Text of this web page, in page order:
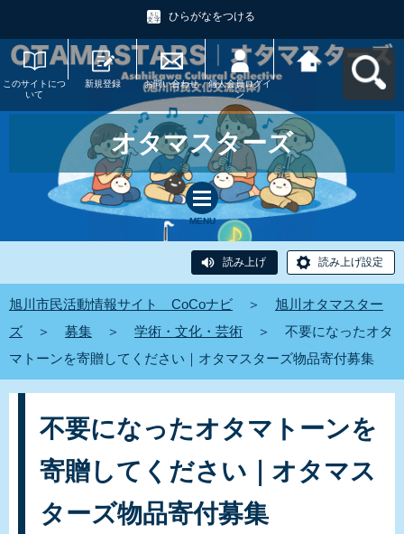
ひらがなをつける
このサイトにつ
いて
新規登録 お問い合わせ
個人会員ログイ
ン
旭川市民活動情
オタマスターズ
MENU
読み上げ 読み上げ設定
旭川市民活動情報サイト CoCoナビ ＞
旭川オタマスター
ズ
＞ 募集 ＞ 学術・文化・芸術 ＞
不要になったオタ
マトーンを寄贈してください｜オタマスターズ物品寄付募集
不要になったオタマトーンを
寄贈してください｜オタマス
ターズ物品寄付募集